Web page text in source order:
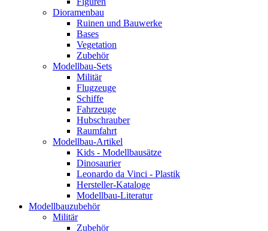
Dioramenbau
Ruinen und Bauwerke
Bases
Vegetation
Zubehör
Modellbau-Sets
Militär
Flugzeuge
Schiffe
Fahrzeuge
Hubschrauber
Raumfahrt
Modellbau-Artikel
Kids - Modellbausätze
Dinosaurier
Leonardo da Vinci - Plastik
Hersteller-Kataloge
Modellbau-Literatur
Modellbauzubehör
Militär
Zubehör